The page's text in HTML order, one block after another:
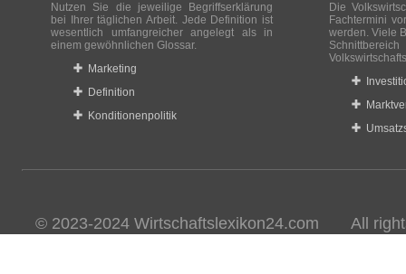
Nutzen Sie die jeweilige Begriffserklärung
bei Ihrer täglichen Arbeit. Jede Definition ist
wesentlich umfangreicher angelegt als in
einem gewöhnlichen Glossar.
Marketing
Definition
Konditionenpolitik
Die
Fachtermini
werden. Viele
© 2023-2024 Wirtschaftslexikon24.com All